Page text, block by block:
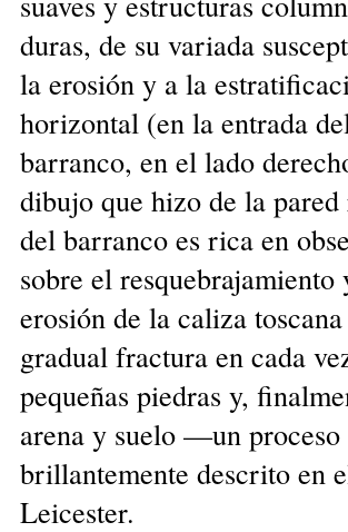
duras, de su variada
la erosión y a la
horizontal (en la entrada del
barranco, en el lado
dibujo que hizo de la pared
del barranco es rica en
sobre el resquebrajamiento
erosión de la caliza
gradual fractura en cada
pequeñas piedras y,
arena y suelo —un proceso
brillantemente descrito en
Leicester.